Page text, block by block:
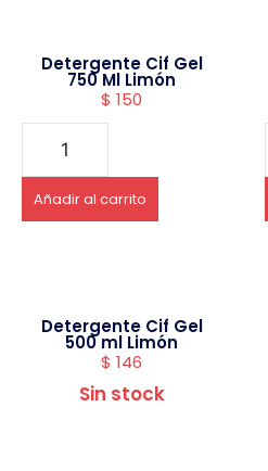
Detergente Cif Gel
750 Ml Limón
$ 150
Añadir al carrito
Detergente Cif Gel
500 ml Limón
$ 146
Sin stock